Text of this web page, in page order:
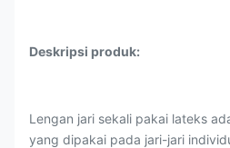
Deskripsi produk:
Lengan jari sekali pakai lateks
yang dipakai pada jari-jari